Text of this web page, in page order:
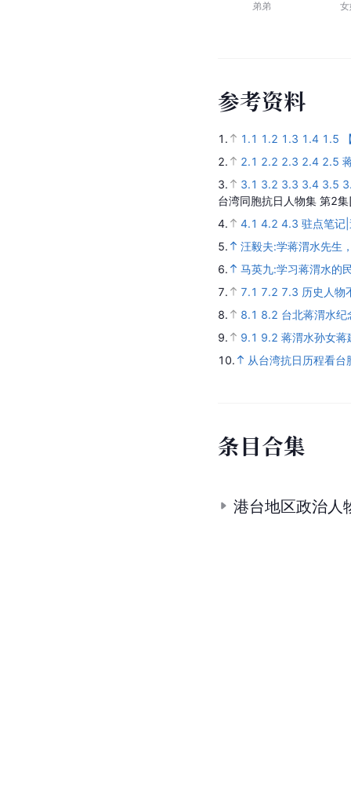
弟弟
参考资料
1. 1.1 1.2 1.3 1.4 1.5
2.
2.1 2.2 2.3 2.4 2.5
3.
3.1 3.2 3.3 3.4 3.5
台湾同胞抗日人物集 第2集
4.
4.1 4.2 4.3 驻点笔记
5.
汪毅夫:学蒋渭水先生
6.
马英九:学习蒋渭水的
7.
7.1 7.2 7.3 历史人物
8.
8.1 8.2 台北蒋渭水
9.
9.1 9.2 蒋渭水孙女蒋
10.
从台湾抗日历程看台
条目合集
港台地区政治人